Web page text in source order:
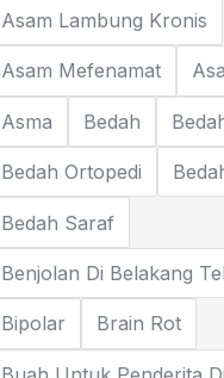
Asam Lambung Kronis
Asam Mefenamat
Asma Bedah
Bedah Ortopedi
Bedah Saraf
Benjolan Di Belakang
Bipolar Brain Rot